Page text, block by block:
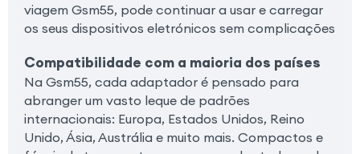
viagem Gsm55, pode continuar a usar e carregar
os seus dispositivos eletrónicos sem complicações
Compatibilidade com a maioria dos países
Na Gsm55, cada adaptador é pensado para
abranger um vasto leque de padrões
internacionais: Europa, Estados Unidos, Reino
Unido, Ásia, Austrália e muito mais. Compactos e